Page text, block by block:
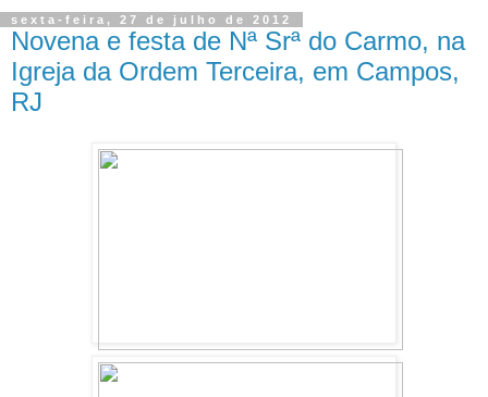
sexta-feira, 27 de julho de 2012
Novena e festa de Nª Srª do Carmo, na
Igreja da Ordem Terceira, em Campos,
RJ